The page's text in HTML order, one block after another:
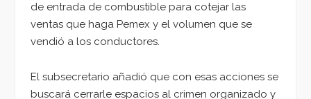
de entrada de combustible para cotejar las
ventas que haga Pemex y el volumen que se
vendió a los conductores.
El subsecretario añadió que con esas acciones se
buscará cerrarle espacios al crimen organizado y